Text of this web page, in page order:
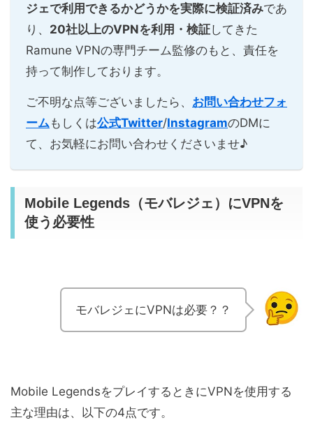
ジェで利用できるかどうかを実際に検証済みであ
り、 20社以上のVPNを利用・検証してきた
Ramune VPNの専門チーム監修のもと、責任を
持って制作しております。
ご不明な点等ございましたら、 お問い合わせフォ
ームもしくは公式Twitter/InstagramのDMに
て、お気軽にお問い合わせくださいませ♪
Mobile Legends（モバレジェ）にVPNを
使う必要性
モバレジェにVPNは必要？？
Mobile LegendsをプレイするときにVPNを使用する
主な理由は、以下の4点です。